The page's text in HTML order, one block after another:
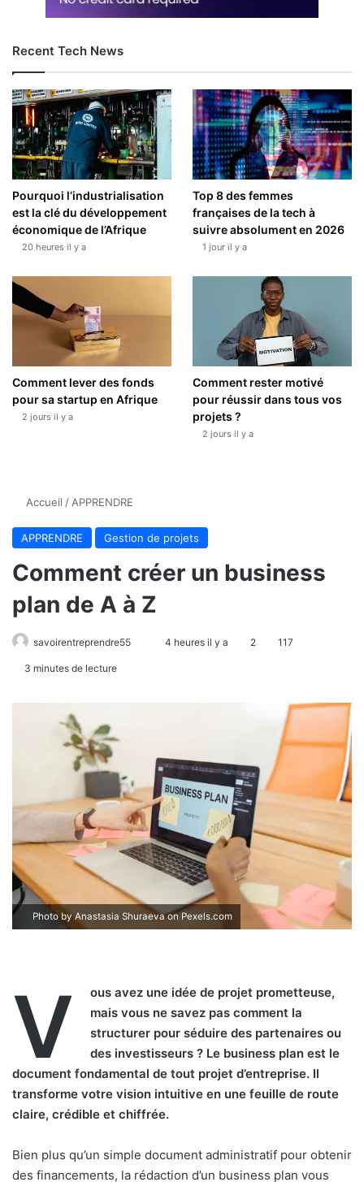
Recent Tech News
Pourquoi l’industrialisation
est la clé du développement
économique de l’Afrique
20 heures il y a
Top 8 des femmes
françaises de la tech à
suivre absolument en 2026
1 jour il y a
Comment lever des fonds
pour sa startup en Afrique
2 jours il y a
Comment rester motivé
pour réussir dans tous vos
projets ?
2 jours il y a